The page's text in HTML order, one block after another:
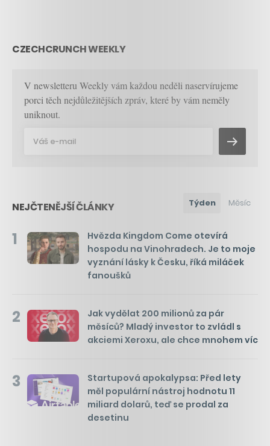
CZECHCRUNCH WEEKLY
V newsletteru Weekly vám každou neděli naservírujeme
porci těch nejdůležitějších zpráv, které by vám neměly
uniknout.
NEJČTENĚJŠÍ ČLÁNKY Týden Měsíc
1
Hvězda Kingdom Come otevírá
hospodu na Vinohradech. Je to moje
vyznání lásky k Česku, říká miláček
fanoušků
2
Jak vydělat 200 milionů za pár
měsíců? Mladý investor to zvládl s
akciemi Xeroxu, ale chce mnohem víc
3
Startupová apokalypsa: Před lety
měl populární nástroj hodnotu 11
miliard dolarů, teď se prodal za
desetinu